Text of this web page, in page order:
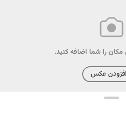
را شما اضافه کنید.
افزودن عکس